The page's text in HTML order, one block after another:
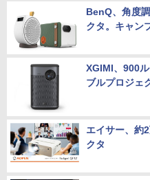
BenQ、角度
クタ。キャン
XGIMI、900
ブルプロジェ
エイサー、約
クタ